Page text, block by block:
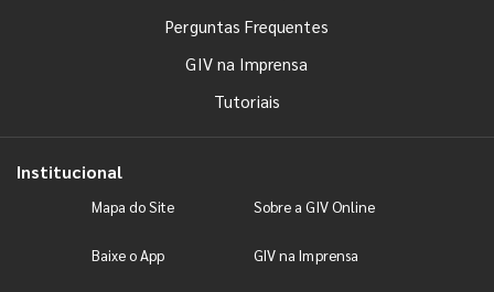
Perguntas Frequentes
GIV na Imprensa
Tutoriais
Institucional
Mapa do Site Sobre a GIV Online
Baixe o App GIV na Imprensa